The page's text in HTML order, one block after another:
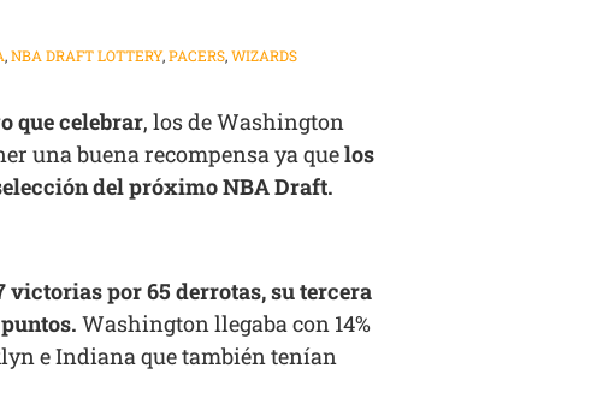
,NBA DRAFT LOTTERY,PACERS,WIZARDS
que celebrar, los de Washington
una buena recompensa ya quelos
del próximo NBA Draft.
victorias por 65 derrotas, su tercera
Washington llegaba con 14%
e Indiana que también tenían